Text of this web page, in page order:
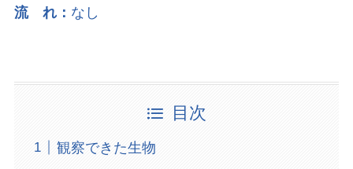
流 れ： なし
目次
観察できた生物